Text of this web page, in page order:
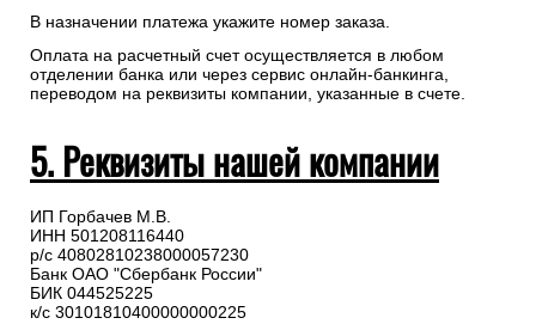
В назначении платежа укажите номер заказа.
Оплата на расчетный счет осуществляется в любом
отделении банка или через сервис онлайн-банкинга,
переводом на реквизиты компании, указанные в счете.
5. Реквизиты нашей компании
ИП Горбачев М.В.
ИНН 501208116440
р/с 40802810238000057230
Банк ОАО "Сбербанк России"
БИК 044525225
к/с 30101810400000000225